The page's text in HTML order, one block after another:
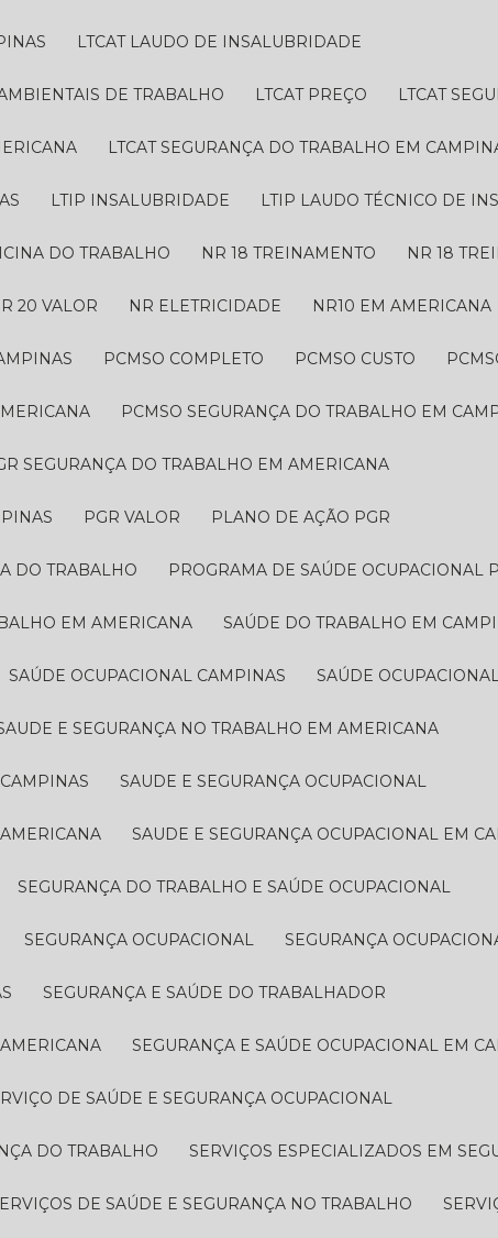
LTCAT LAUDO DE INSALUBRIDADE
DE TRABALHO LTCAT PREÇO LTCAT
LTCAT SEGURANÇA DO TRABALHO EM
LTIP INSALUBRIDADE LTIP LAUDO TÉCNICO DE
DO TRABALHO NR 18 TREINAMENTO NR 18
NR 20 VALOR NR ELETRICIDADE NR10 EM AMERICANA
PCMSO COMPLETO PCMSO CUSTO
PCMSO SEGURANÇA DO TRABALHO EM
SEGURANÇA DO TRABALHO EM AMERICANA
PGR VALOR PLANO DE AÇÃO PGR
DO TRABALHO PROGRAMA DE SAÚDE OCUPACIONAL
EM AMERICANA SAÚDE DO TRABALHO EM
SAÚDE OCUPACIONAL CAMPINAS SAÚDE
SAUDE E SEGURANÇA NO TRABALHO EM AMERICANA
SAUDE E SEGURANÇA OCUPACIONAL
SAUDE E SEGURANÇA OCUPACIONAL EM
SEGURANÇA DO TRABALHO E SAÚDE OCUPACIONAL
SEGURANÇA OCUPACIONAL SEGURANÇA
SEGURANÇA E SAÚDE DO TRABALHADOR
SEGURANÇA E SAÚDE OCUPACIONAL EM
DE SAÚDE E SEGURANÇA OCUPACIONAL
DO TRABALHO SERVIÇOS ESPECIALIZADOS EM
SERVIÇOS DE SAÚDE E SEGURANÇA NO TRABALHO